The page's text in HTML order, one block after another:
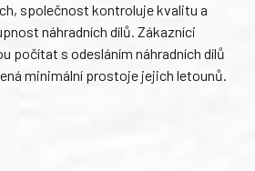
společnost kontroluje kvalitu a
náhradních dílů. Zákazníci
počítat s odesláním náhradních dílů
minimální prostoje jejich letounů.